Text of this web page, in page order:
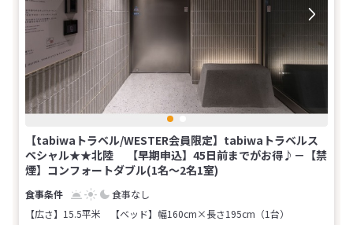
【tabiwaトラベル/WESTER会員限定】tabiwaトラベルス
ペシャル★★北陸 【早期申込】45日前までがお得♪－【禁
煙】コンフォートダブル(1名～2名1室)
食事なし
【広さ】15.5平米
【ベッド】幅160cm×長さ195cm（1台）